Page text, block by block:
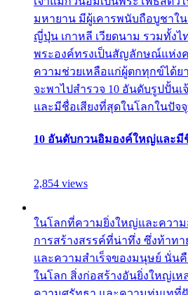
มหายาน มีผู้เคารพนับถือบูชาใ
ญี่ปุ่น เกาหลี เวียดนาม รวมทั้งไ
พระองค์ทรงเป็นสัญลักษณ์แห่ง
ความช่วยเหลือแก่ผู้ตกทุกข์ได้ย
จะพาไปสำรวจ 10 อันดับรูปปั้น
และมีชื่อเสียงที่สุดในโลกในปัจ
10 อันดับกวนอิมองค์ใหญ่และมี
2,854 views
ในโลกที่ความยิ่งใหญ่และควา
การสร้างสรรค์ที่น่าทึ่ง ซึ่งท้าท
และความสำเร็จของมนุษย์ นั่
ในโลก สิ่งก่อสร้างอันยิ่งใหญ่เห